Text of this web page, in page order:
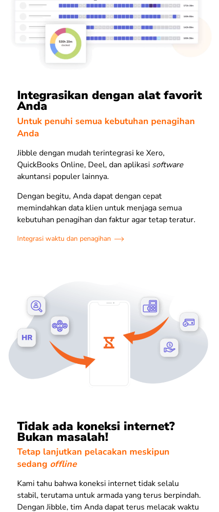
Integrasikan dengan alat favorit
Anda
Untuk penuhi semua kebutuhan penagihan
Anda
Jibble dengan mudah terintegrasi ke Xero,
QuickBooks Online, Deel, dan aplikasi software
akuntansi populer lainnya.
Dengan begitu, Anda dapat dengan cepat
memindahkan data klien untuk menjaga semua
kebutuhan penagihan dan faktur agar tetap teratur.
Integrasi waktu dan penagihan
Tidak ada koneksi internet?
Bukan masalah!
Tetap lanjutkan pelacakan meskipun
sedang offline
Kami tahu bahwa koneksi internet tidak selalu
stabil, terutama untuk armada yang terus berpindah.
Dengan Jibble, tim Anda dapat terus melacak waktu